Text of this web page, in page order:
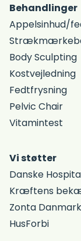
Behandlinger
Appelsinhud/
Body Sculpting
Kostvejledning
Fedtfrysning
Pelvic Chair
Vitamintest
Vi støtter
Danske
Kræftens
Zonta Danmark
HusForbi